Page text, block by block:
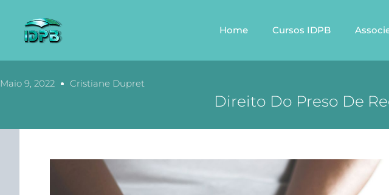
Home Cursos IDPB
Maio 9, 2022 Cristiane Dupret
Direito Do Preso De